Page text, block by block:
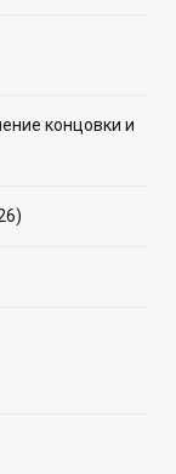
концовки и